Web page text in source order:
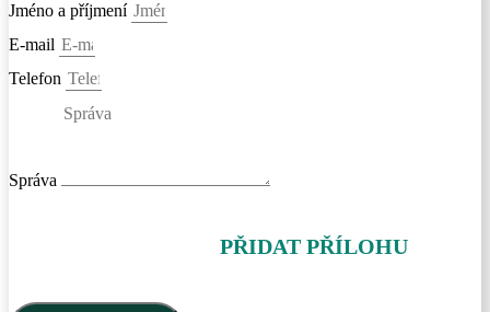
Jméno a příjmení
E-mail
Telefon
Správa
PŘIDAT PŘÍLOHU